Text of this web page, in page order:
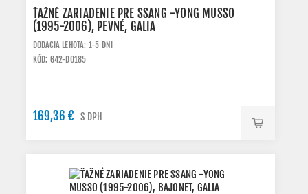
ŤAŽNÉ ZARIADENIE PRE SSANG -YONG MUSSO
(1995-2006), PEVNÉ, GALIA
DODACIA LEHOTA: 1-5 DNI
KÓD: 642-D0185
169,36 € S DPH